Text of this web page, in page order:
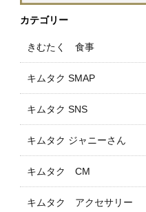
カテゴリー
きむたく 食事
キムタク SMAP
キムタク SNS
キムタク ジャニーさん
キムタク CM
キムタク アクセサリー